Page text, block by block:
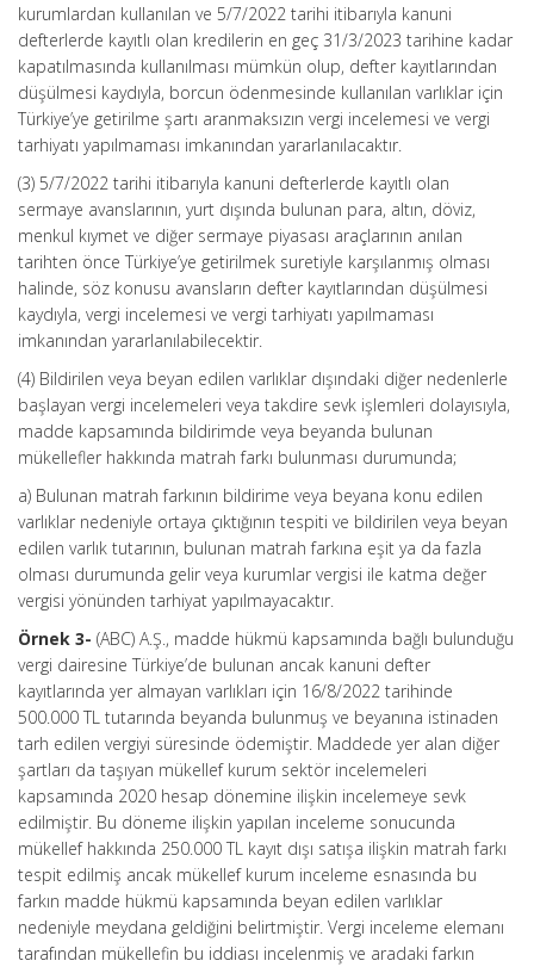
kurumlardan kullanılan ve 5/7/2022 tarihi itibarıyla kanuni
defterlerde kayıtlı olan kredilerin en geç 31/3/2023 tarihine kadar
kapatılmasında kullanılması mümkün olup, defter kayıtlarından
düşülmesi kaydıyla, borcun ödenmesinde kullanılan varlıklar için
Türkiye’ye getirilme şartı aranmaksızın vergi incelemesi ve vergi
tarhiyatı yapılmaması imkanından yararlanılacaktır.
(3) 5/7/2022 tarihi itibarıyla kanuni defterlerde kayıtlı olan
sermaye avanslarının, yurt dışında bulunan para, altın, döviz,
menkul kıymet ve diğer sermaye piyasası araçlarının anılan
tarihten önce Türkiye’ye getirilmek suretiyle karşılanmış olması
halinde, söz konusu avansların defter kayıtlarından düşülmesi
kaydıyla, vergi incelemesi ve vergi tarhiyatı yapılmaması
imkanından yararlanılabilecektir.
(4) Bildirilen veya beyan edilen varlıklar dışındaki diğer nedenlerle
başlayan vergi incelemeleri veya takdire sevk işlemleri dolayısıyla,
madde kapsamında bildirimde veya beyanda bulunan
mükellefler hakkında matrah farkı bulunması durumunda;
a) Bulunan matrah farkının bildirime veya beyana konu edilen
varlıklar nedeniyle ortaya çıktığının tespiti ve bildirilen veya beyan
edilen varlık tutarının, bulunan matrah farkına eşit ya da fazla
olması durumunda gelir veya kurumlar vergisi ile katma değer
vergisi yönünden tarhiyat yapılmayacaktır.
Örnek 3- (ABC) A.Ş., madde hükmü kapsamında bağlı bulunduğu
vergi dairesine Türkiye’de bulunan ancak kanuni defter
kayıtlarında yer almayan varlıkları için 16/8/2022 tarihinde
500.000 TL tutarında beyanda bulunmuş ve beyanına istinaden
tarh edilen vergiyi süresinde ödemiştir. Maddede yer alan diğer
şartları da taşıyan mükellef kurum sektör incelemeleri
kapsamında 2020 hesap dönemine ilişkin incelemeye sevk
edilmiştir. Bu döneme ilişkin yapılan inceleme sonucunda
mükellef hakkında 250.000 TL kayıt dışı satışa ilişkin matrah farkı
tespit edilmiş ancak mükellef kurum inceleme esnasında bu
farkın madde hükmü kapsamında beyan edilen varlıklar
nedeniyle meydana geldiğini belirtmiştir. Vergi inceleme elemanı
tarafından mükellefin bu iddiası incelenmiş ve aradaki farkın